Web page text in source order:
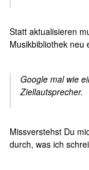
Statt aktualisieren
Musikbibliothek neu
Google mal wie
Ziellautsprecher.
Missverstehst Du
durch, was ich